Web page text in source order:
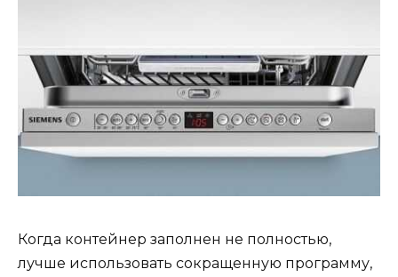
Когда контейнер заполнен не полностью,
лучше использовать сокращенную программу,